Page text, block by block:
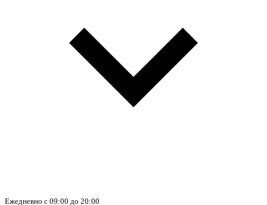
Ежедневно с 09:00 до 20:00